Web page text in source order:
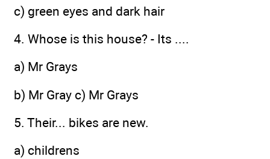
c) green eyes and dark hair
4. Whose is this house? - Its ....
a) Mr Grays
b) Mr Gray c) Mr Grays
5. Their... bikes are new.
a) childrens